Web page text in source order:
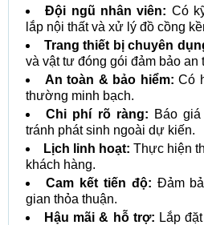
Đội ngũ nhân viên: Có
lắp nội thất và xử lý đồ cồng
Trang thiết bị chuyên
và vật tư đóng gói đảm bảo an
An toàn & bảo hiểm: Có
thường minh bạch.
Chi phí rõ ràng: Báo
tránh phát sinh ngoài dự kiến.
Lịch linh hoạt: Thực hiện
khách hàng.
Cam kết tiến độ: Đảm
gian thỏa thuận.
Hậu mãi & hỗ trợ: Lắp